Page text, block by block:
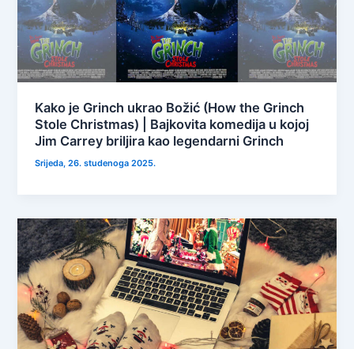
Kako je Grinch ukrao Božić (How the Grinch
Stole Christmas) | Bajkovita komedija u kojoj
Jim Carrey briljira kao legendarni Grinch
Srijeda, 26. studenoga 2025.